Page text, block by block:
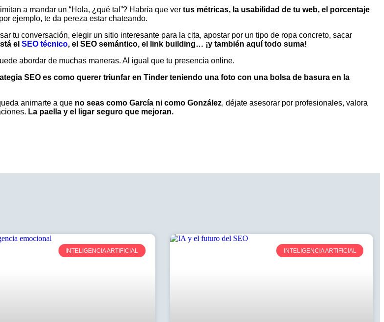
a mandar un “Hola, ¿qué tal”? Habría que ver tus métricas, la usabilidad de tu web, el porcentaje
ejemplo, te da pereza estar chateando.
tu conversación, elegir un sitio interesante para la cita, apostar por un tipo de ropa concreto, sacar
el SEO técnico, el SEO semántico, el link building… ¡y también aquí todo suma!
abordar de muchas maneras. Al igual que tu presencia online.
SEO es como querer triunfar en Tinder teniendo una foto con una bolsa de basura en la
animarte a que no seas como García ni como González, déjate asesorar por profesionales, valora
La paella y el ligar seguro que mejoran.
INTELIGENCIA ARTIFICIAL INTELIGENCIA ARTIFICIAL